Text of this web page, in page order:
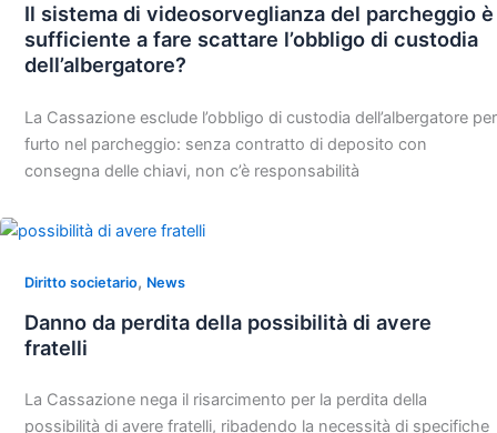
Il sistema di videosorveglianza del parcheggio è
sufficiente a fare scattare l’obbligo di custodia
dell’albergatore?
La Cassazione esclude l’obbligo di custodia dell’albergatore per
furto nel parcheggio: senza contratto di deposito con
consegna delle chiavi, non c’è responsabilità
Diritto societario, News
Danno da perdita della possibilità di avere
fratelli
La Cassazione nega il risarcimento per la perdita della
possibilità di avere fratelli, ribadendo la necessità di specifiche